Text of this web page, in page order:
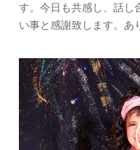
す。今日も共感し、話し
い事と感謝致します。あ
Play Video